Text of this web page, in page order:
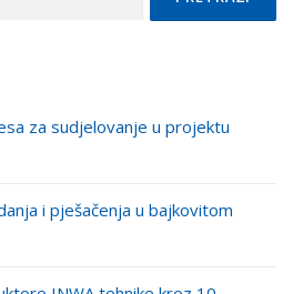
za sudjelovanje u projektu
i pješačenja u bajkovitom